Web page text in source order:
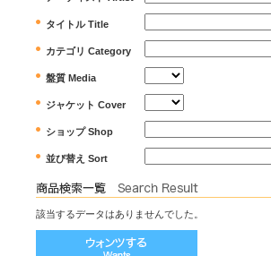
タイトル Title
カテゴリ Category
盤質 Media
ジャケット Cover
ショップ Shop
並び替え Sort
該当するデータはありませんでした。